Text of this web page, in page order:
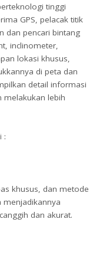
tinggi
GPS, pelacak titik
dan pencari bintang
inclinometer,
lokasi khusus,
di peta dan
detail informasi
melakukan lebih
:
khusus, dan metode
menjadikannya
dan akurat.